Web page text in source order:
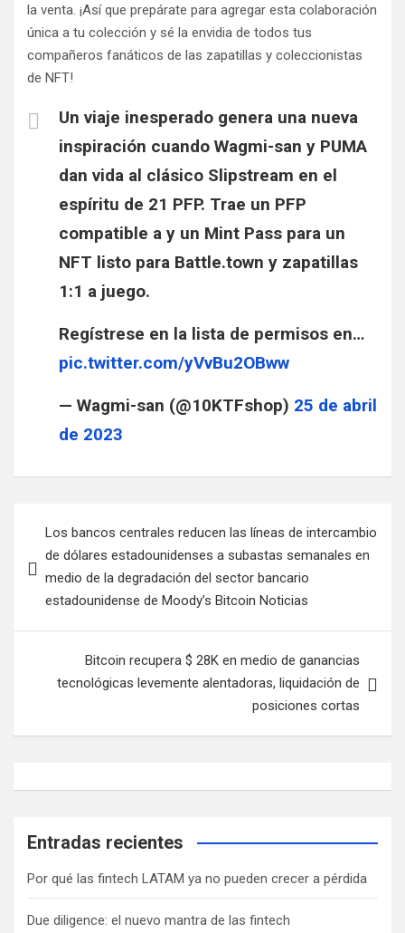
la venta. ¡Así que prepárate para agregar esta colaboración
única a tu colección y sé la envidia de todos tus
compañeros fanáticos de las zapatillas y coleccionistas
de NFT!
Un viaje inesperado genera una nueva
inspiración cuando Wagmi-san y PUMA
dan vida al clásico Slipstream en el
espíritu de 21 PFP. Trae un PFP
compatible a y un Mint Pass para un
NFT listo para Battle.town y zapatillas
1:1 a juego.
Regístrese en la lista de permisos en…
pic.twitter.com/yVvBu2OBww
— Wagmi-san (@10KTFshop) 25 de abril
de 2023
entradas
Los bancos centrales reducen las líneas de intercambio
de dólares estadounidenses a subastas semanales en
medio de la degradación del sector bancario
estadounidense de Moody’s Bitcoin Noticias
Bitcoin recupera $ 28K en medio de ganancias
tecnológicas levemente alentadoras, liquidación de
posiciones cortas
Entradas recientes
Por qué las fintech LATAM ya no pueden crecer a pérdida
Due diligence: el nuevo mantra de las fintech